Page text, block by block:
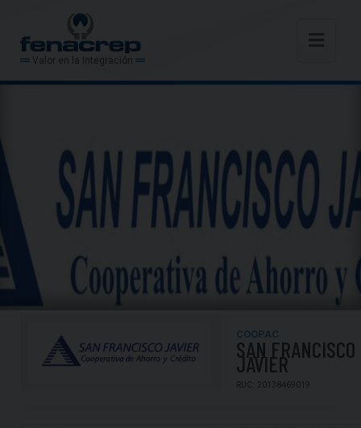
Valor en la Integración
COOPAC
SAN FRANCISCO
JAVIER
RUC: 20138469019